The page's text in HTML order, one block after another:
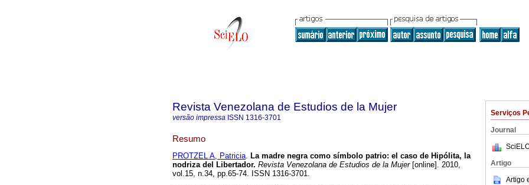
Serviços
Journal
Artigo
Artigo
Revista Venezolana de Estudios de la Mujer
versão impressa ISSN 1316-3701
Resumo
PROTZEL A, Patricia. La madre negra como símbolo patrio: el caso de Hipólita, la
nodriza del Libertador. Revista Venezolana de Estudios de la Mujer[online]. 2010,
vol.15, n.34, pp.65-74. ISSN 1316-3701.